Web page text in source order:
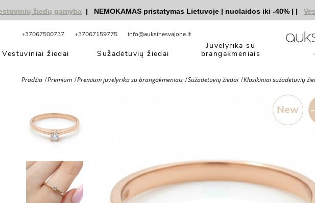
žiedų gamyba | NEMOKAMAS pristatymas Lietuvoje|nuolaidos iki -40%||
+37067500737 +37067159775 info@auksinesvajone.lt
Vestuviniai žiedai Sužadėtuvių žiedai
Juvelyrika su
brangakmeniais
Pradžia Premium Premium juvelyrika su brangakmeniais Sužadėtuvių žiedai Klasikiniai sužadėtuvių
New